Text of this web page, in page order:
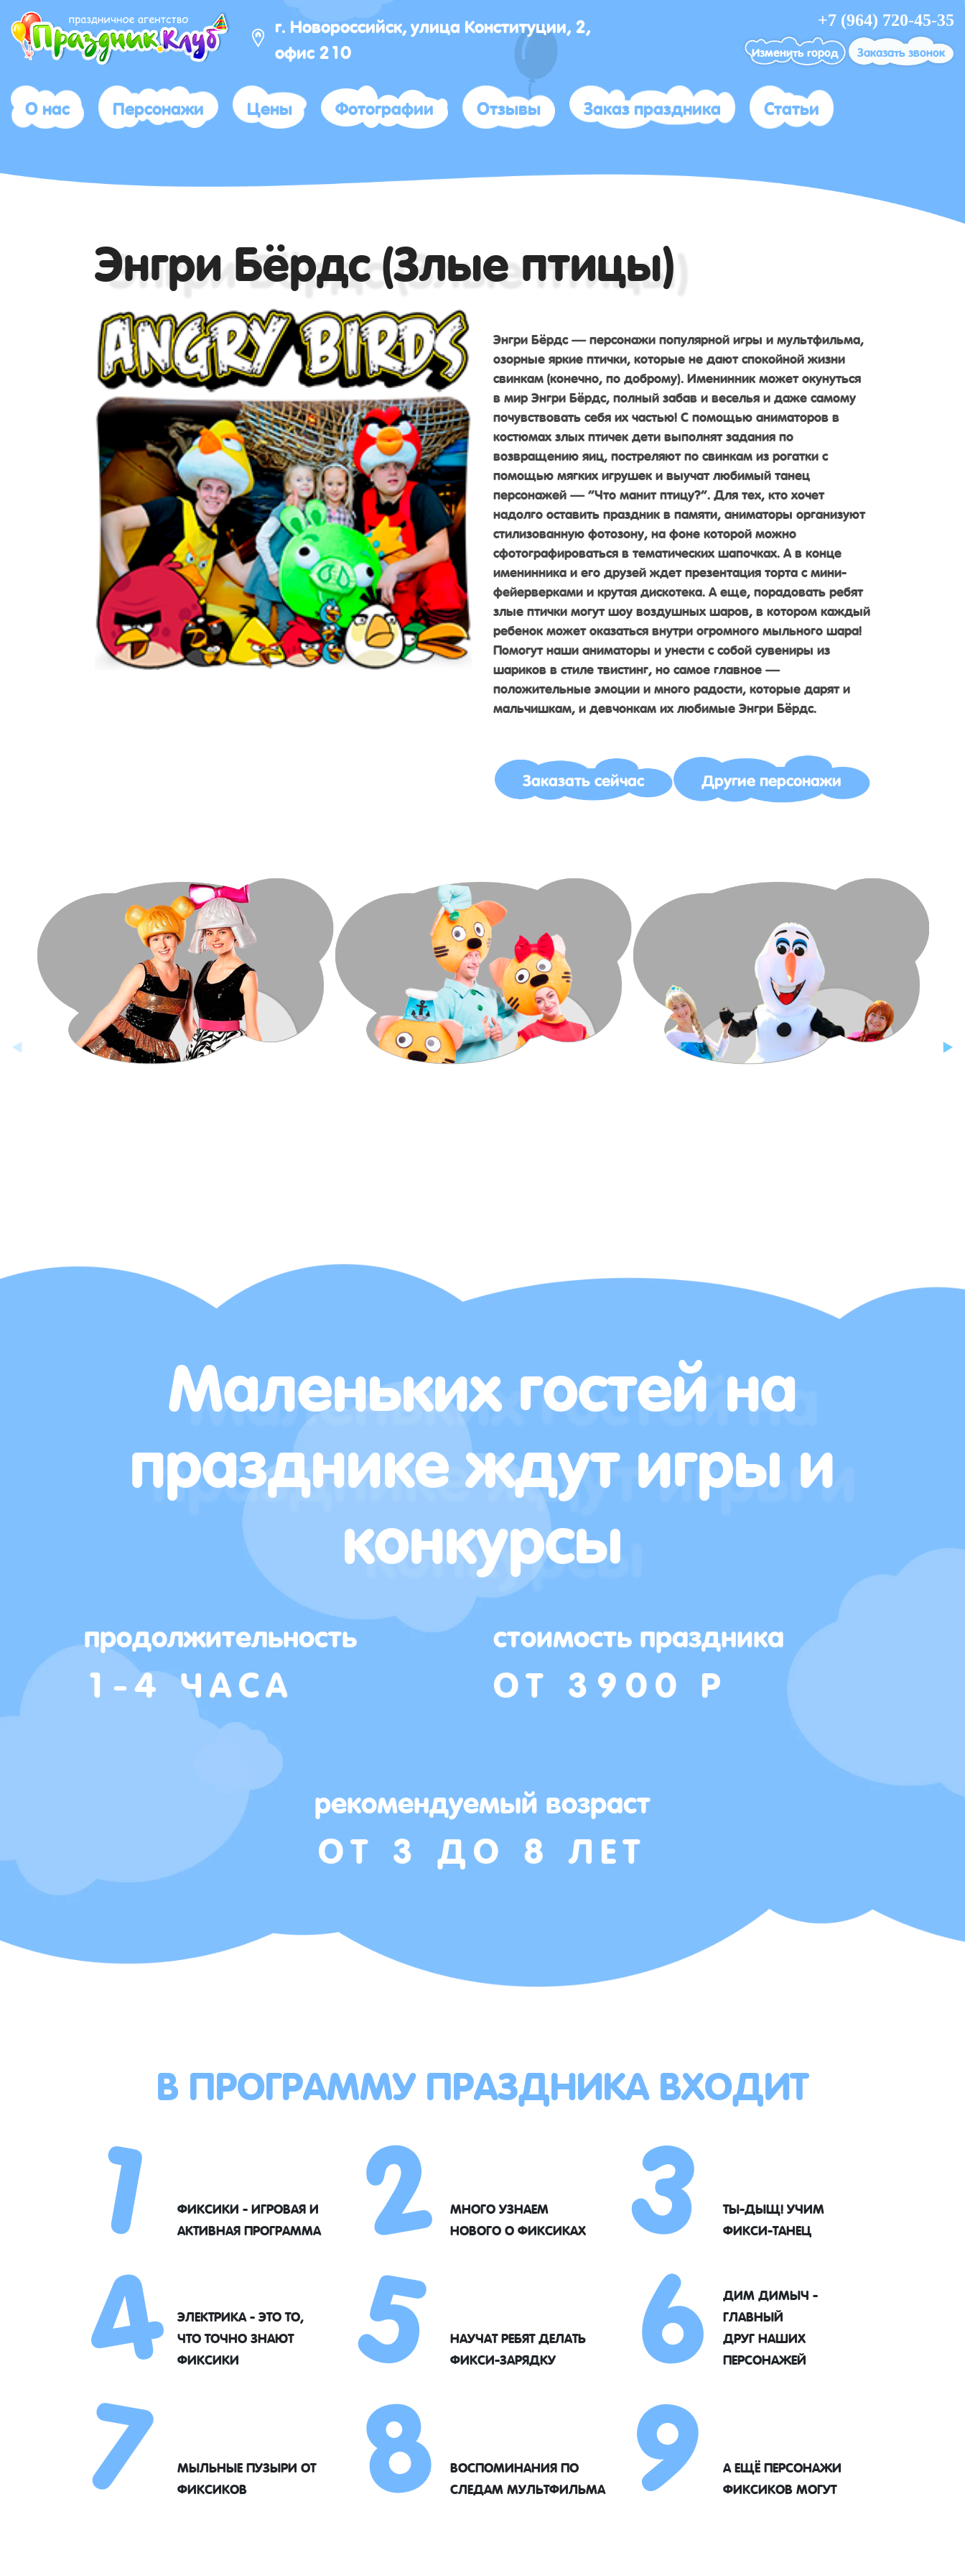
г. Новороссийск, улица Конституции, 2,
офис 210
+7 (964) 720-45-35
Изменить город Заказать звонок
О нас Персонажи Цены Фотографии Отзывы Заказ праздника Статьи
Энгри Бёрдс (Злые птицы)
Энгри Бёрдс — персонажи популярной игры и мультфильма,
озорные яркие птички, которые не дают спокойной жизни
свинкам (конечно, по доброму). Именинник может окунуться
в мир Энгри Бёрдс, полный забав и веселья и даже самому
почувствовать себя их частью! С помощью аниматоров в
костюмах злых птичек дети выполнят задания по
возвращению яиц, постреляют по свинкам из рогатки с
помощью мягких игрушек и выучат любимый танец
персонажей — “Что манит птицу?”. Для тех, кто хочет
надолго оставить праздник в памяти, аниматоры организуют
стилизованную фотозону, на фоне которой можно
сфотографироваться в тематических шапочках. А в конце
именинника и его друзей ждет презентация торта с мини-
фейерверками и крутая дискотека. А еще, порадовать ребят
злые птички могут шоу воздушных шаров, в котором каждый
ребенок может оказаться внутри огромного мыльного шара!
Помогут наши аниматоры и унести с собой сувениры из
шариков в стиле твистинг, но самое главное —
положительные эмоции и много радости, которые дарят и
мальчишкам, и девчонкам их любимые Энгри Бёрдс.
Заказать сейчас Другие персонажи
Маленьких гостей на
празднике ждут игры и
конкурсы
продолжительность
1-4 ЧАСА
стоимость праздника
ОТ 3900 Р
рекомендуемый возраст
ОТ 3 ДО 8 ЛЕТ
В ПРОГРАММУ ПРАЗДНИКА ВХОДИТ
1ФИКСИКИ - ИГРОВАЯ И
АКТИВНАЯ ПРОГРАММА
2МНОГО УЗНАЕМ
НОВОГО О ФИКСИКАХ
3ТЫ-ДЫЩ! УЧИМ
ФИКСИ-ТАНЕЦ
4ЭЛЕКТРИКА - ЭТО ТО,
ЧТО ТОЧНО ЗНАЮТ
ФИКСИКИ
5НАУЧАТ РЕБЯТ ДЕЛАТЬ
ФИКСИ-ЗАРЯДКУ
6ДИМ ДИМЫЧ -
ГЛАВНЫЙ
ДРУГ НАШИХ
ПЕРСОНАЖЕЙ
7МЫЛЬНЫЕ ПУЗЫРИ ОТ
ФИКСИКОВ
8ВОСПОМИНАНИЯ ПО
СЛЕДАМ МУЛЬТФИЛЬМА
9А ЕЩЁ ПЕРСОНАЖИ
ФИКСИКОВ МОГУТ